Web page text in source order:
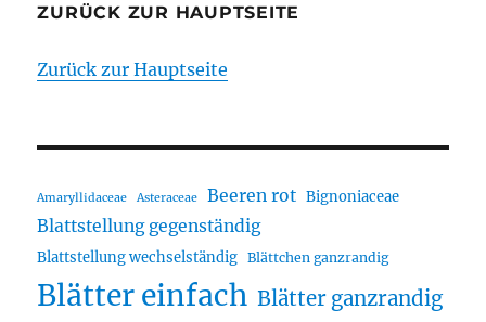
ZURÜCK ZUR HAUPTSEITE
Zurück zur Hauptseite
Amaryllidaceae Asteraceae Beeren rot Bignoniaceae
Blattstellung gegenständig
Blattstellung wechselständig Blättchen ganzrandig
Blätter einfach Blätter ganzrandig